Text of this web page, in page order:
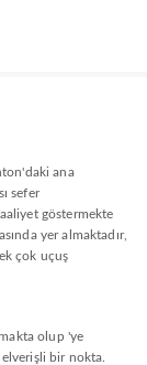
ana
sefer
göstermekte
yer almaktadır,
çok uçuş
olup 'ye
bir nokta.